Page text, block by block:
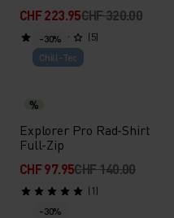
CHF 223.95CHF 320.00
(5)
-30%
Chill-Tec
%
Explorer Pro Rad-Shirt
Full-Zip
CHF 97.95CHF 140.00
(1)
-30%